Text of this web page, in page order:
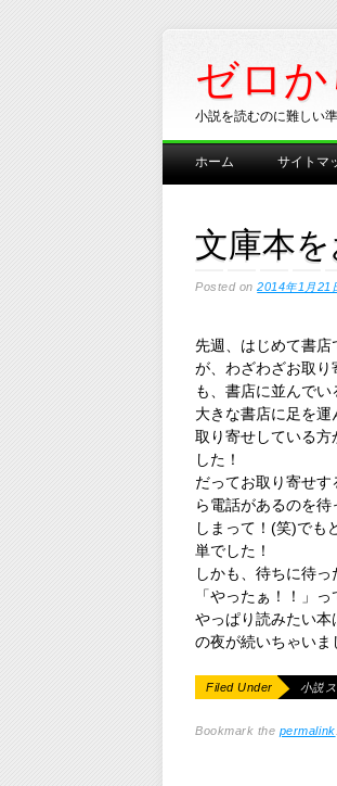
ゼロ
小説を読むのに難しい
Main
Skip
ホーム サイトマ
文庫本
Posted on2014年1月21
先週、はじめて書
が、わざわざお取
も、書店に並んで
大きな書店に足を
取り寄せしている
した！
だってお取り寄せ
ら電話があるのを
しまって！(笑)でも
単でした！
しかも、待ちに待
「やったぁ！！」
やっぱり読みたい
の夜が続いちゃいま
Filed Under 小説
Bookmark the permalink